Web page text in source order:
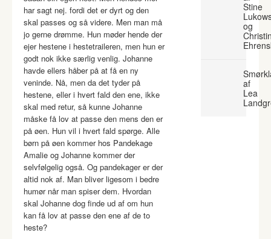
har sagt nej. fordi det er dyrt og den
skal passes og så videre. Men man må
jo gerne drømme. Hun møder hende der
ejer hestene i hestetraileren, men hun er
godt nok ikke særlig venlig. Johanne
havde ellers håber på at få en ny
veninde. Nå, men da det tyder på
hestene, eller i hvert fald den ene, ikke
skal med retur, så kunne Johanne
måske få lov at passe den mens den er
på øen. Hun vil i hvert fald spørge. Alle
børn på øen kommer hos Pandekage
Amalie og Johanne kommer der
selvfølgelig også. Og pandekager er der
altid nok af. Man bliver ligesom i bedre
humør når man spiser dem. Hvordan
skal Johanne dog finde ud af om hun
kan få lov at passe den ene af de to
heste?
Stine
og
af
Lea